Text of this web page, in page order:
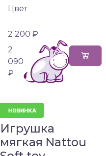
Цвет
2 200 ₽
2
090
₽
Игрушка
мягкая Nattou